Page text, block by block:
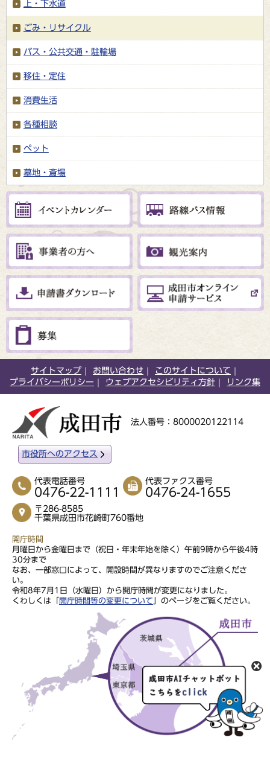
上・下水道
ごみ・リサイクル
バス・公共交通・駐輪場
移住・定住
消費生活
各種相談
ペット
墓地・斎場
サイトマップ お問い合わせ
このサイトについて
プライバシーポリシー
ウェブアクセシビリティ方針 リンク集
法人番号：8000020122114
市役所へのアクセス
代表電話番号
0476-22-1111
代表ファクス番号
0476-24-1655
〒286-8585
千葉県成田市花崎町760番地
開庁時間
月曜日から金曜日まで（祝日・年末年始を除く）午前9時から午後4時
30分まで
なお、一部窓口によって、開設時間が異なりますのでご注意くださ
い。
令和8年7月1日（水曜日）から開庁時間が変更になりました。
くわしくは「
開庁時間等の変更について 」のページをご覧ください。